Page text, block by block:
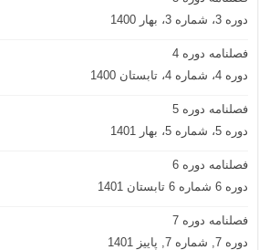
دوره 3، شماره 3، بهار 1400
فصلنامه دوره 4
دوره 4، شماره 4، تابستان 1400
فصلنامه دوره 5
دوره 5، شماره 5، بهار 1401
فصلنامه دوره 6
دوره 6 شماره 6 تابستان 1401
فصلنامه دوره 7
دوره 7, شماره 7, پاییز 1401